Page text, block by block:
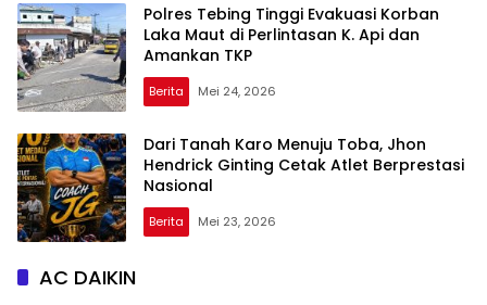
Polres Tebing Tinggi Evakuasi Korban
Laka Maut di Perlintasan K. Api dan
Amankan TKP
Berita Mei 24, 2026
Dari Tanah Karo Menuju Toba, Jhon
Hendrick Ginting Cetak Atlet Berprestasi
Nasional
Berita Mei 23, 2026
AC DAIKIN